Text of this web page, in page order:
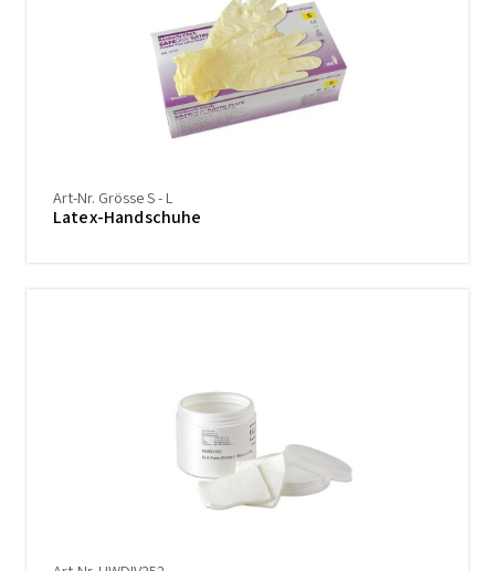
Art-Nr. Grösse S - L
Latex-Handschuhe